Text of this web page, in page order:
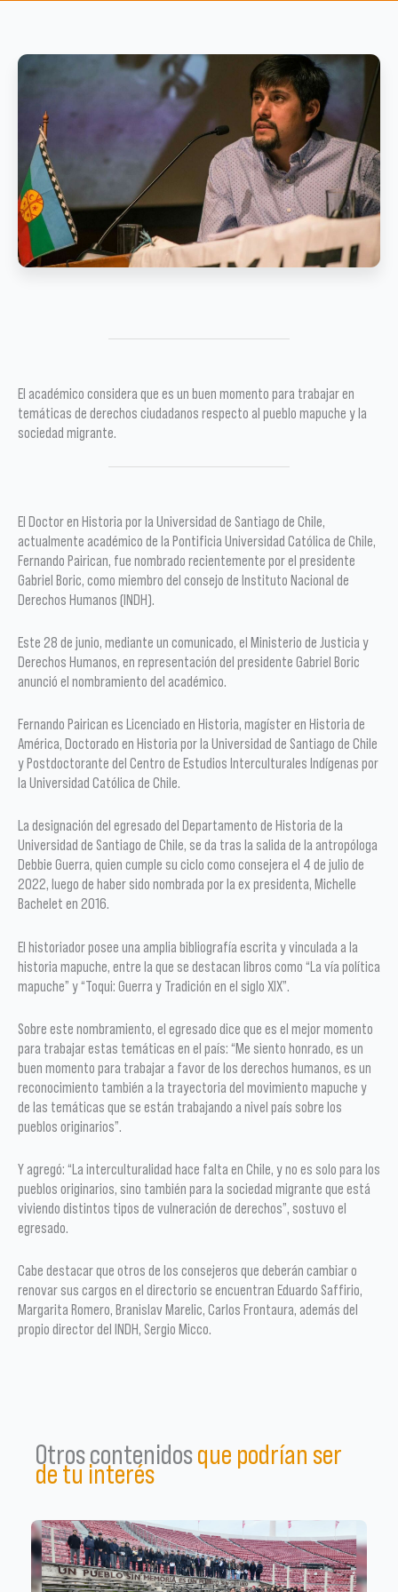
El académico considera que es un buen momento para trabajar en
temáticas de derechos ciudadanos respecto al pueblo mapuche y la
sociedad migrante.
El Doctor en Historia por la Universidad de Santiago de Chile,
actualmente académico de la Pontificia Universidad Católica de Chile,
Fernando Pairican, fue nombrado recientemente por el presidente
Gabriel Boric, como miembro del consejo de Instituto Nacional de
Derechos Humanos (INDH).
Este 28 de junio, mediante un comunicado, el Ministerio de Justicia y
Derechos Humanos, en representación del presidente Gabriel Boric
anunció el nombramiento del académico.
Fernando Pairican es Licenciado en Historia, magíster en Historia de
América, Doctorado en Historia por la Universidad de Santiago de Chile
y Postdoctorante del Centro de Estudios Interculturales Indígenas por
la Universidad Católica de Chile.
La designación del egresado del Departamento de Historia de la
Universidad de Santiago de Chile, se da tras la salida de la antropóloga
Debbie Guerra, quien cumple su ciclo como consejera el 4 de julio de
2022, luego de haber sido nombrada por la ex presidenta, Michelle
Bachelet en 2016.
El historiador posee una amplia bibliografía escrita y vinculada a la
historia mapuche, entre la que se destacan libros como “La vía política
mapuche” y “Toqui: Guerra y Tradición en el siglo XIX”.
Sobre este nombramiento, el egresado dice que es el mejor momento
para trabajar estas temáticas en el país: “Me siento honrado, es un
buen momento para trabajar a favor de los derechos humanos, es un
reconocimiento también a la trayectoria del movimiento mapuche y
de las temáticas que se están trabajando a nivel país sobre los
pueblos originarios”.
Y agregó: “La interculturalidad hace falta en Chile, y no es solo para los
pueblos originarios, sino también para la sociedad migrante que está
viviendo distintos tipos de vulneración de derechos”, sostuvo el
egresado.
Cabe destacar que otros de los consejeros que deberán cambiar o
renovar sus cargos en el directorio se encuentran Eduardo Saffirio,
Margarita Romero, Branislav Marelic, Carlos Frontaura, además del
propio director del INDH, Sergio Micco.
Otros contenidosque podrían ser
de tu interés